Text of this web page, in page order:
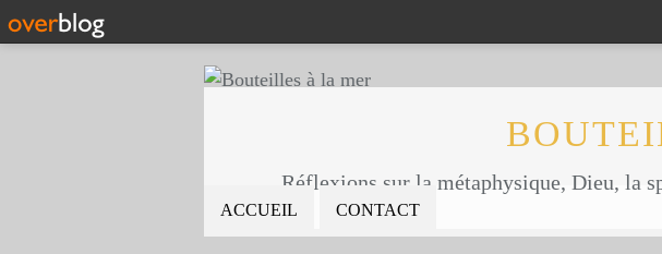
Réflexions sur la métaphysique, Dieu, la
ACCUEIL CONTACT